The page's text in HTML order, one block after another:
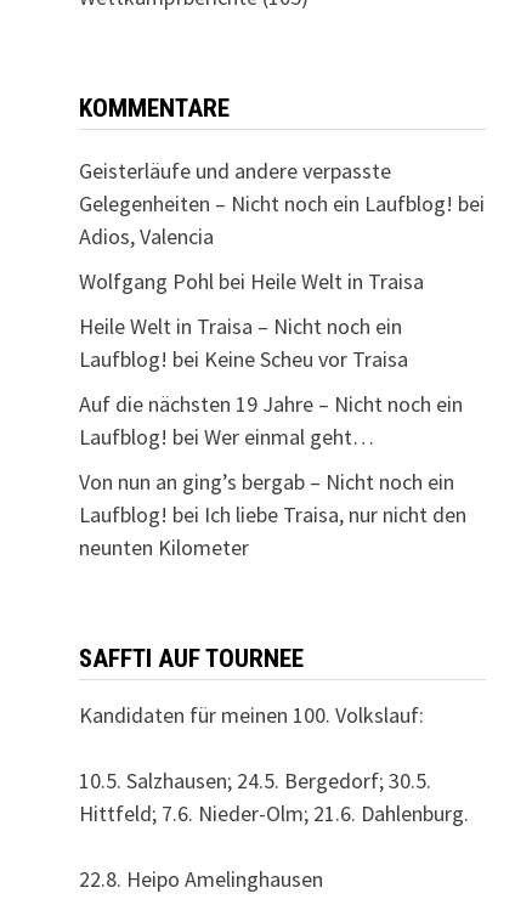
KOMMENTARE
Geisterläufe und andere verpasste
Gelegenheiten – Nicht noch ein Laufblog! bei
Adios, Valencia
Wolfgang Pohlbei Heile Welt in Traisa
Heile Welt in Traisa – Nicht noch ein
Laufblog! bei Keine Scheu vor Traisa
Auf die nächsten 19 Jahre – Nicht noch ein
Laufblog! bei Wer einmal geht…
Von nun an ging’s bergab – Nicht noch ein
Laufblog! bei Ich liebe Traisa, nur nicht den
neunten Kilometer
SAFFTI AUF TOURNEE
Kandidaten für meinen 100. Volkslauf:
10.5. Salzhausen; 24.5. Bergedorf; 30.5.
Hittfeld; 7.6. Nieder-Olm; 21.6. Dahlenburg.
22.8. Heipo Amelinghausen